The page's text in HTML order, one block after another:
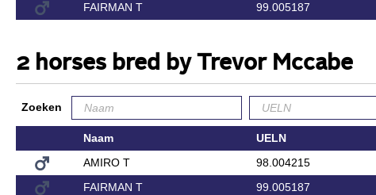
FAIRMAN T
99.005187
2 horses bred by Trevor Mccabe
Zoeken
Naam UELN
AMIRO T
98.004215
FAIRMAN T
99.005187